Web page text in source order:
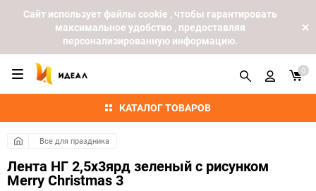
Cайт использует файлы cookie , чтобы гарантировать
максимальное удобство , предоставляя
персонализированную информацию.
КАТАЛОГ ТОВАРОВ
0
Все для праздника
Лента НГ 2,5х3ярд зеленый с рисунком
Merry Christmas 3